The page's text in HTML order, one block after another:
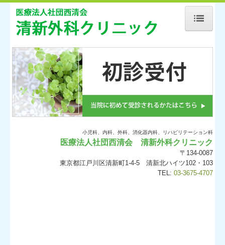
当院について
診療案内
初診の方へ
地図、交通案内
個人情報保護方針
小児科、内科、外科、消化器内科、リハビリテーション科
医療法人社団西清会 清新外科クリニック
〒134-0087
東京都江戸川区清新町1-4-5 清新北ハイツ102・103
TEL: 03-3675-4707